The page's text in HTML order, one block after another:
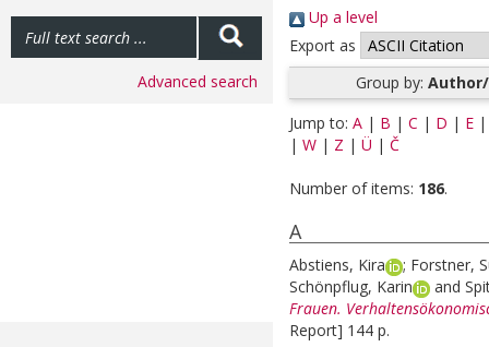
Advanced search
Up a level
Export as
Group by:
Jump to: A | B | C | D | E
| W | Z | Ü | Č
Number of items: 186.
A
Abstiens, Kira ; Forstner,
Schönpflug, Karin
and
Frauen.
Report] 144 p.